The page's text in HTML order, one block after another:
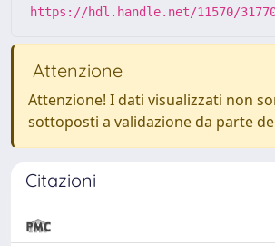
https://hdl.handle.net/11570/
Attenzione
Attenzione! I dati visualizzati non
sottoposti a validazione da parte
Citazioni